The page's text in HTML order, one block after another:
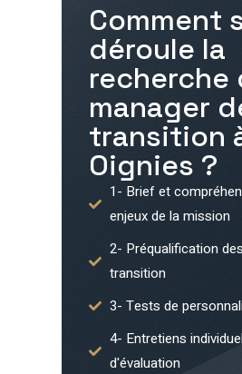
Comment
déroule la
recherche
manager
transition
Oignies ?
1- Brief et
enjeux de la mission
2- Préqualification
transition
3- Tests de
4- Entretiens
d'évaluation